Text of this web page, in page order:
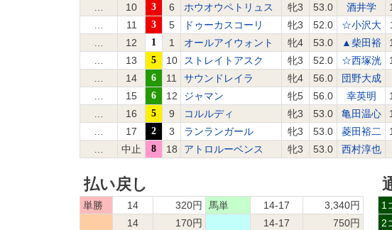
10 3 6 ホウオウペトリュス 牝3 53.0 酒井学
11 3 5 ドゥーカスコーリ 牝3 52.0 ☆小沢大
12 1 1 オールアイウォント 牝4 53.0 ▲柴田裕
13 5 10 ストレイトアスク 牝3 52.0 ☆西塚洸
14 6 11 サウンドレイラ 牝4 56.0 団野大成
15 6 12 ジャマン 牝5 56.0 幸英明
16 5 9 コルルディ 牝3 53.0 亀田温心
17 2 3 ランランガール 牝3 53.0 菱田裕二
中止 8 18 アトロルーベンス 牝3 53.0 西村淳也
払い戻し
単勝 14 320円 馬単 14-17 3,340円
14
170円
14-17
750円
1
2